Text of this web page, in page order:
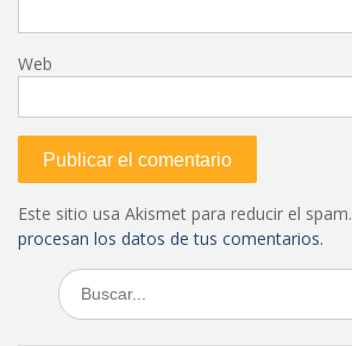
Web
Este sitio usa Akismet para reducir el spam.
procesan los datos de tus comentarios.
Buscar: